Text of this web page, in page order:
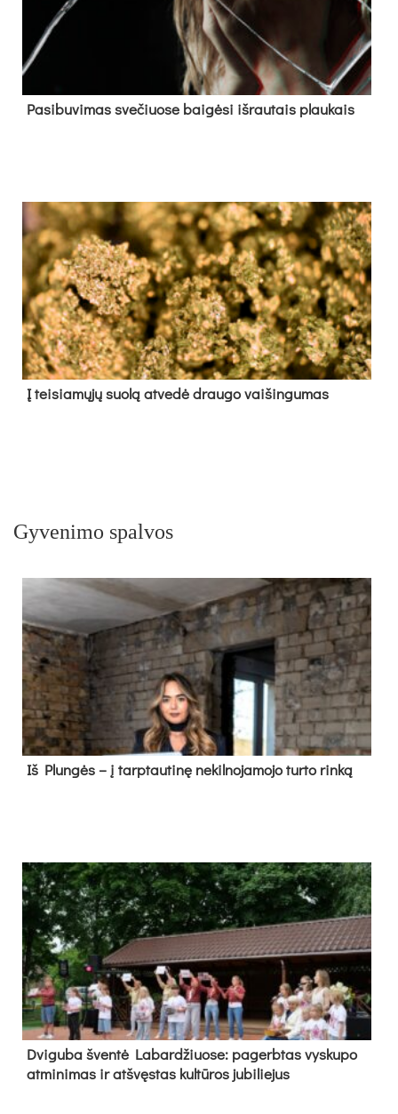
Pa­si­bu­vi­mas sve­čiuo­se bai­gė­si iš­rau­tais plau­kais
Į tei­sia­mų­jų suo­lą at­ve­dė drau­go vai­šin­gu­mas
Gyvenimo spalvos
Iš Plungės – į tarptautinę nekilnojamojo turto rinką
Dvi­gu­ba šven­tė La­bar­džiuo­se: pa­gerb­tas vys­ku­po
at­mi­ni­mas ir at­švęs­tas kul­tū­ros ju­bi­lie­jus